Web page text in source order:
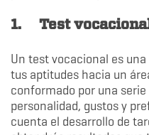
1. Test
Un test vocacional es
tus aptitudes hacia un
conformado por una
personalidad, gustos y
cuenta el desarrollo de